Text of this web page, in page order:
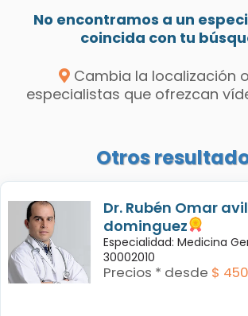
No encontramos a un
coincida con tu
Cambia la localización
especialistas que ofrezcan
Otros
Dr. Rubén Omar
dominguez
Especialidad: Medicina
30002010
Precios * desde $ 450